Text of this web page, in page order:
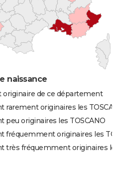
naissance
originaire de ce département
rarement originaires les
peu originaires les TOSCANO
fréquemment originaires les
très fréquemment originaires